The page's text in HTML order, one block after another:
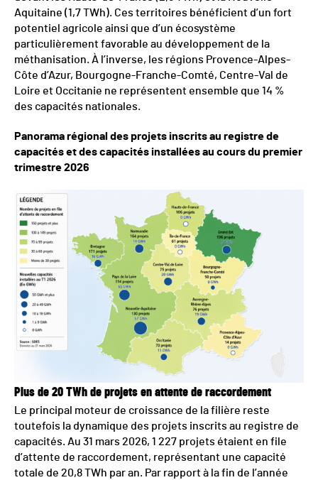
Aquitaine (1,7 TWh). Ces territoires bénéficient d’un fort
potentiel agricole ainsi que d’un écosystème
particulièrement favorable au développement de la
méthanisation. À l’inverse, les régions Provence-Alpes-
Côte d’Azur, Bourgogne-Franche-Comté, Centre-Val de
Loire et Occitanie ne représentent ensemble que 14 %
des capacités nationales.
Panorama régional des projets inscrits au registre de
capacités et des capacités installées au cours du premier
trimestre 2026
Plus de 20 TWh de projets en attente de raccordement
Le principal moteur de croissance de la filière reste
toutefois la dynamique des projets inscrits au registre de
capacités. Au 31 mars 2026, 1 227 projets étaient en file
d’attente de raccordement, représentant une capacité
totale de 20,8 TWh par an. Par rapport à la fin de l’année